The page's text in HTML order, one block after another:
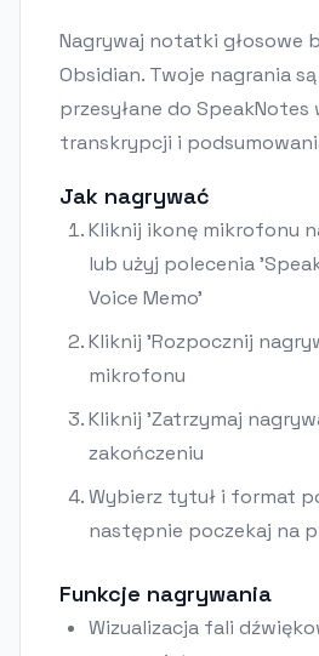
Nagrywaj notatki głosowe
Obsidian. Twoje nagrania
przesyłane do SpeakNotes
transkrypcji i
Jak nagrywać
Kliknij ikonę mikrofonu
lub użyj polecenia
Voice Memo'
Kliknij 'Rozpocznij
mikrofonu
Kliknij 'Zatrzymaj
zakończeniu
Wybierz tytuł i format
następnie poczekaj na
Funkcje nagrywania
Wizualizacja fali